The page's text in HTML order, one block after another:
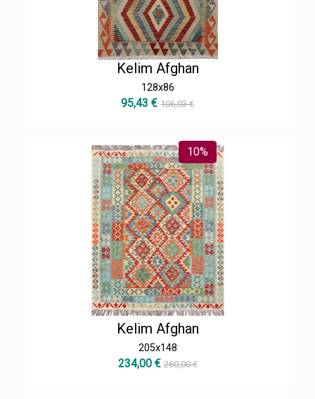
Kelim Afghan
128x86
95,43 € 106,03 €
10%
Kelim Afghan
205x148
234,00 € 260,00 €